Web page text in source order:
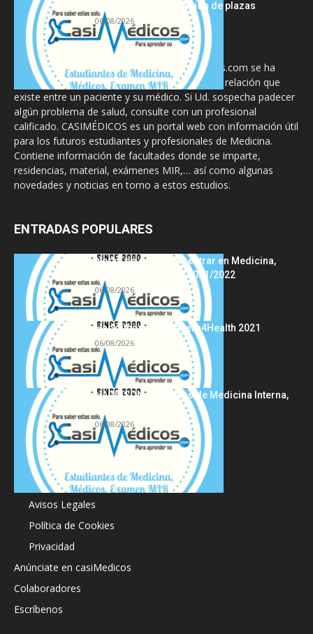
semana de adjudicación de plazas
06/08/2026
La información proporcionada en CasiMedicos.com se ha
diseñado para complementar, no substituir, la relación que
existe entre un paciente y su médico. Si Ud. sospecha padecer
algún problema de salud, consulte con un profesional
calificado. CASIMÉDICOS es un portal web con información útil
para los futuros estudiantes y profesionales de Medicina.
Contiene información de facultades donde se imparte,
residencias, material, exámenes MIR,… así como algunas
novedades y noticias en torno a estos estudios.
ENTRADAS POPULARES
Notas de corte para entrar en Medicina,
curso 2022/2023 vs 2021/2022
06/08/2026
Hackathon Innomakers4Health 2021
06/08/2026
HARRISON Principios de Medicina Interna,
06/08/2026
Acerca de
Avisos Legales
Política de Cookies
Privacidad
Anúnciate en casiMedicos
Colaboradores
Escríbenos